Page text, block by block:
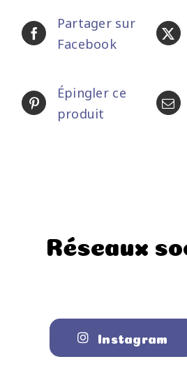
Partager sur
Facebook
Épingler ce
produit
Réseaux
Instagram